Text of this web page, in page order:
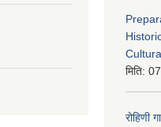
मिति:
रोहिणी